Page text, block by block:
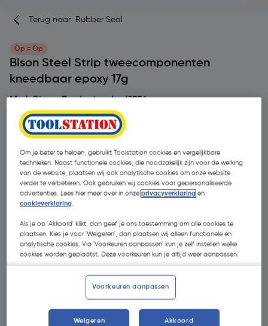
Terug naar Rubber Seal
Op = Op
Bison Steel Strip tweecomponenten
kneedbaar epoxy 17g
MerkBison Productcode: 61954
1 beoordeling(en)
- 31 %
Om je beter te helpen, gebruikt Toolstation cookies en vergelijkbare
technieken. Naast functionele cookies, die noodzakelijk zijn voor de werking
van de website, plaatsen wij ook analytische cookies om onze website
verder te verbeteren. Ook gebruiken wij cookies voor gepersonaliseerde
advertenties. Lees hier meer over in onzeprivacyverklaring en
cookieverklaring.
Als je op 'Akkoord' klikt, dan geef je ons toestemming om alle cookies te
plaatsen. Kies je voor 'Weigeren', dan plaatsen wij alleen functionele en
analytische cookies. Via 'Voorkeuren aanpassen' kun je zelf instellen welke
cookies worden geplaatst. Deze voorkeuren kun je altijd weer aanpassen.
Voorkeuren aanpassen
Weigeren Akkoord